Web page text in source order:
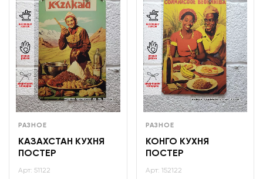
РАЗНОЕ
КАЗАХСТАН КУХНЯ
ПОСТЕР
Арт: 51122
РАЗНОЕ
КОНГО КУХНЯ
ПОСТЕР
Арт: 152122